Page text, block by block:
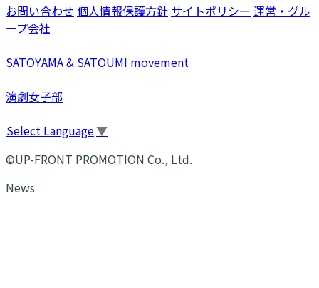
お問い合わせ 個人情報保護方針 サイトポリシー 運営・グル
ープ会社
SATOYAMA & SATOUMI movement
演劇女子部
Select Language▼
©UP-FRONT PROMOTION Co., Ltd.
News